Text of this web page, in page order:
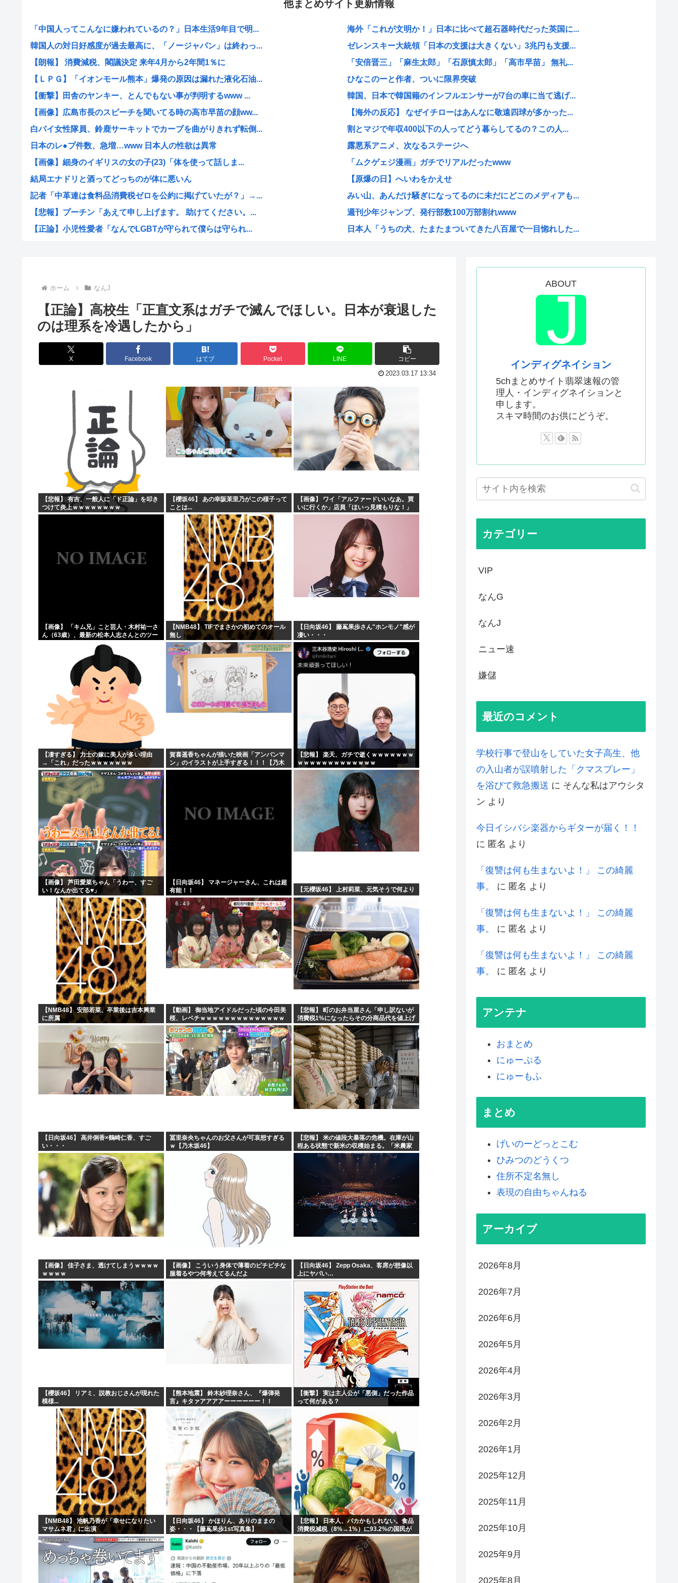
他まとめサイト更新情報
「中国人ってこんなに嫌われているの？」日本生活9年目で明...
韓国人の対日好感度が過去最高に、「ノージャパン」は終わっ...
【朗報】 消費減税、閣議決定 来年4月から2年間1％に
【ＬＰＧ】「イオンモール熊本」爆発の原因は漏れた液化石油...
【衝撃】田舎のヤンキー、とんでもない事が判明するwww ...
【画像】広島市長のスピーチを聞いてる時の高市早苗の顔ww...
白バイ女性隊員、鈴鹿サーキットでカーブを曲がりきれず転倒...
日本のレ●プ件数、急増…www 日本人の性欲は異常
【画像】細身のイギリスの女の子(23)「体を使って話しま...
結局エナドリと酒ってどっちのが体に悪いん
記者「中革連は食料品消費税ゼロを公約に掲げていたが？」→...
【悲報】プーチン「あえて申し上げます。 助けてください。...
【正論】小児性愛者「なんでLGBTが守られて僕らは守られ...
韓国人「日本で新発売Galaxy Z Foldが売り切れ...
【画像】辻希空ちゃん、顔だけで普通に使える
地球に落下する人工衛星のアルミニウムが大気に及ぼす影響を...
【朗報】みいちゃんと山田さん、大物漫画家たちから絶賛され...
【予算100万】 市長「特定外来生物クビアカは気持ち悪い...
日本の伝統文化『花火大会』、この5年で4分の1が消滅して...
職場の貸本の習慣が、本を大事にしないおばさんのせいで無く...
グラボ、国内価格4割値上げかwww
原爆投下81年
「おっちゃん女の子になってスクール水着を着たいねん」60...
警察官が60歳のおじいちゃんを射◯する動画が流出しやりす...
ワイ、キンタマが腫れ上がって入院するも切開排膿で無事しな...
海外「これが文明か！」日本に比べて超石器時代だった英国に...
ゼレンスキー大統領「日本の支援は大きくない」3兆円も支援...
「安倍晋三」「麻生太郎」「石原慎太郎」「高市早苗」 無礼...
ひなこのーと作者、ついに限界突破
韓国、日本で韓国籍のインフルエンサーが7台の車に当て逃げ...
【海外の反応】 なぜイチローはあんなに敬遠四球が多かった...
割とマジで年収400以下の人ってどう暮らしてるの？この人...
露悪系アニメ、次なるステージへ
「ムクゲェジ漫画」ガチでリアルだったwww
【原爆の日】へいわをかえせ
みい山、あんだけ騒ぎになってるのに未だにどこのメディアも...
週刊少年ジャンプ、発行部数100万部割れwww
日本人「うちの犬、たまたまついてきた八百屋で一目惚れした...
海外「全部日本の真似だったのか…」 日本の普通のテレビ番...
海外「まるでトランプ」FIFAがW杯開催都市と結んだ約束...
7時間かけて描いたHな糸会がこちら
Win95開発者「日本でITが3Kと呼ばれるのは企業が根...
海外「その通り！」日本人ならどこでも発展させると語る世界...
【1966年】 母の日に9歳の息子が帰らなかった——容疑...
日本人「うちの犬、たまたまついてきた八百屋で一目惚れした...
海外「まるでトランプ」FIFAがW杯開催都市と結んだ約束...
海外「全部日本の真似だったのか…」 日本の普通のテレビ番...
お絵描きリレーってなんぞや
【海外の反応】 なぜイチローはあんなに敬遠四球が多かった...
平野綾とかいう女声優についてお前らが知ってることwww
みいちゃんと山田さんの漫画の作者なんでこんなに嫌われてる...
ホーム なんJ
【正論】高校生「正直文系はガチで滅んでほしい。日本が衰退した
のは理系を冷遇したから」
X Facebook はてブ Pocket LINE コピー
2023.03.17 13:34
【悲報】 有吉、一般人に「ド正論」を叩き
つけて炎上ｗｗｗｗｗｗｗｗ
【櫻坂46】 あの幸阪茉里乃がこの様子って
ことは...
【画像】 ワイ「アルファードいいなあ。買
いに行くか」店員「ほいっ見積もりな！」
ワイ「金額おかしくね？」←お前らもそう
思うよな？？？？？
【画像】 「キム兄」こと芸人・木村祐一さ
ん（63歳）、最新の松本人志さんとのツー
ショットが完全に別人だとネット騒然！
「マジで誰かわからん」...
【NMB48】 TIFでまさかの初めてのオール
無し
【日向坂46】 藤嶌果歩さん"ホンモノ"感が
凄い・・・
【凄すぎる】 力士の嫁に美人が多い理由
→「これ」だったｗｗｗｗｗｗｗ
賀喜遥香ちゃんが描いた映画「アンパンマ
ン」のイラストが上手すぎる！！！【乃木
坂46】
【悲報】 楽天、ガチで逝くｗｗｗｗｗｗｗ
ｗｗｗｗｗｗｗｗｗｗｗｗｗ
【画像】 芦田愛菜ちゃん「うわー、すご
い！なんか出てる♥」
【日向坂46】 マネージャーさん、これは超
有能！！
【元櫻坂46】 上村莉菜、元気そうで何より
【NMB48】 安部若菜、卒業後は吉本興業
に所属
【動画】 御当地アイドルだった頃の今田美
桜、レベチｗｗｗｗｗｗｗｗｗｗｗｗｗｗ
ｗｗｗｗ
【悲報】 町のお弁当屋さん「申し訳ないが
消費税1%になったらその分商品代を値上げ
するわ」
【日向坂46】 高井俐香×鶴崎仁香、すご
い・・・
冨里奈央ちゃんのお父さんが可哀想すぎる
ｗ【乃木坂46】
【悲報】 米の値段大暴落の危機。在庫が山
程ある状態で新米の収穫始まる。「米農家
が生活できない」
【画像】 佳子さま、透けてしまうｗｗｗｗ
ｗｗｗｗ
【画像】 こういう身体で薄着のピチピチな
服着るやつ何考えてるんだよ
【日向坂46】 Zepp Osaka、客席が想像以
上にヤバい…
【櫻坂46】 リアミ、説教おじさんが現れた
模様...
【熊本地震】 鈴木紗理奈さん、『爆弾発
言』キタァアアアアーーーーーー！！
【衝撃】 実は主人公が「悪側」だった作品
って何がある？
【NMB48】 池帆乃香が「幸せになりたい
マサムネ君」に出演
【日向坂46】 かほりん、ありのままの
姿・・・【藤嶌果歩1st写真集】
【悲報】 日本人、バカかもしれない。食品
消費税減税（8%→1%）に93.2%の国民が
賛成してしまう
ABOUT
インディグネイション
5chまとめサイト翡翠速報の管
理人・インディグネイションと
申します。
スキマ時間のお供にどうぞ。
カテゴリー
VIP
なんG
なんJ
ニュー速
嫌儲
最近のコメント
学校行事で登山をしていた女子高生、他
の入山者が誤噴射した「クマスプレー」
を浴びて救急搬送 に そんな私はアウシタ
ン より
今日イシバシ楽器からギターが届く！！
に 匿名 より
「復讐は何も生まないよ！」 この綺麗
事。
に 匿名 より
「復讐は何も生まないよ！」 この綺麗
事。
に 匿名 より
「復讐は何も生まないよ！」 この綺麗
事。
に 匿名 より
アンテナ
おまとめ
にゅーぷる
にゅーもふ
まとめ
げいのーどっとこむ
ひみつのどうくつ
住所不定名無し
表現の自由ちゃんねる
アーカイブ
2026年8月
2026年7月
2026年6月
2026年5月
2026年4月
2026年3月
2026年2月
2026年1月
2025年12月
2025年11月
2025年10月
2025年9月
2025年8月